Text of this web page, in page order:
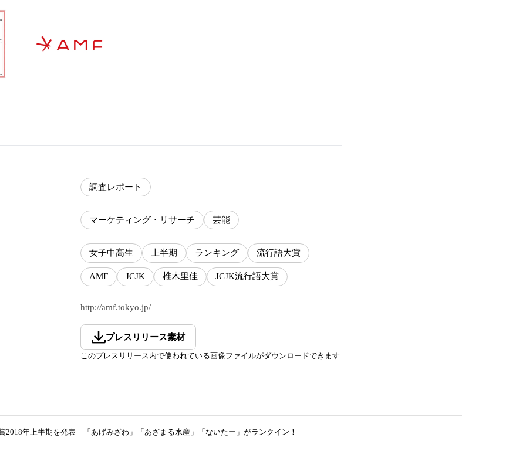
調査レポート
マーケティング・リサーチ 芸能
女子中高生 上半期 ランキング 流行語大賞
AMF JCJK 椎木里佳 JCJK流行語大賞
http://amf.tokyo.jp/
プレスリリース素材
このプレスリリース内で使われている画像ファイルがダウンロードできます
2018年上半期を発表 「あげみざわ」「あざまる水産」「ないたー」がランクイン！